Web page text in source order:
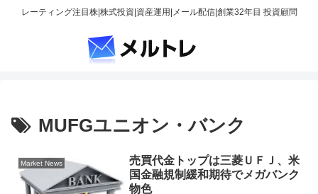
レーティング注目株|株式投資|資産運用|メール配信|創業32年目 投資顧問
MUFGユニオン・バンク
Market News
売買代金トップは三菱ＵＦＪ、米
国金融規制緩和期待でメガバンク
物色